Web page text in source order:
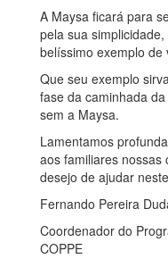
A Maysa ficará para
pela sua
belíssimo exemplo de
Que seu exemplo
fase da caminhada
sem a Maysa.
Lamentamos
aos familiares nossas
desejo de ajudar
Fernando Pereira
Coordenador do
COPPE